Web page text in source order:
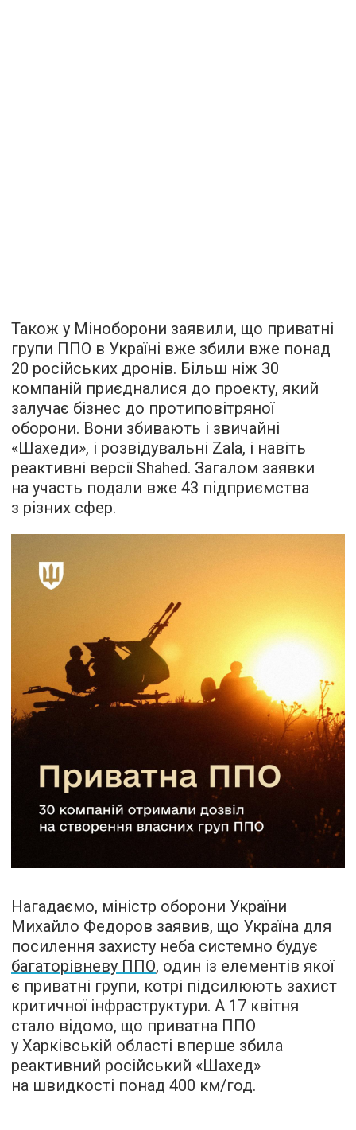
Також у Міноборони заявили, що приватні
групи ППО в Україні вже збили вже понад
20 російських дронів. Більш ніж 30
компаній приєдналися до проекту, який
залучає бізнес до протиповітряної
оборони. Вони збивають і звичайні
«Шахеди», і розвідувальні Zala, і навіть
реактивні версії Shahed. Загалом заявки
на участь подали вже 43 підприємства
з різних сфер.
Нагадаємо, міністр оборони України
Михайло Федоров заявив, що Україна для
посилення захисту неба системно будує
багаторівневу ППО, один із елементів якої
є приватні групи, котрі підсилюють захист
критичної інфраструктури. А 17 квітня
стало відомо, що приватна ППО
у Харківській області вперше збила
реактивний російський «Шахед»
на швидкості понад 400 км/год.